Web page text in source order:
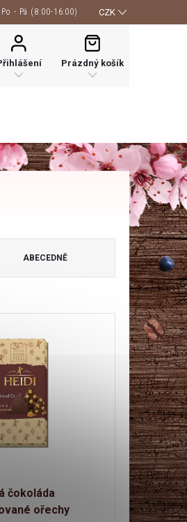
CZK
NÁKUPNÍ
KOŠÍK
Prázdný košík
ABECEDNĚ
čokoláda
ořechy